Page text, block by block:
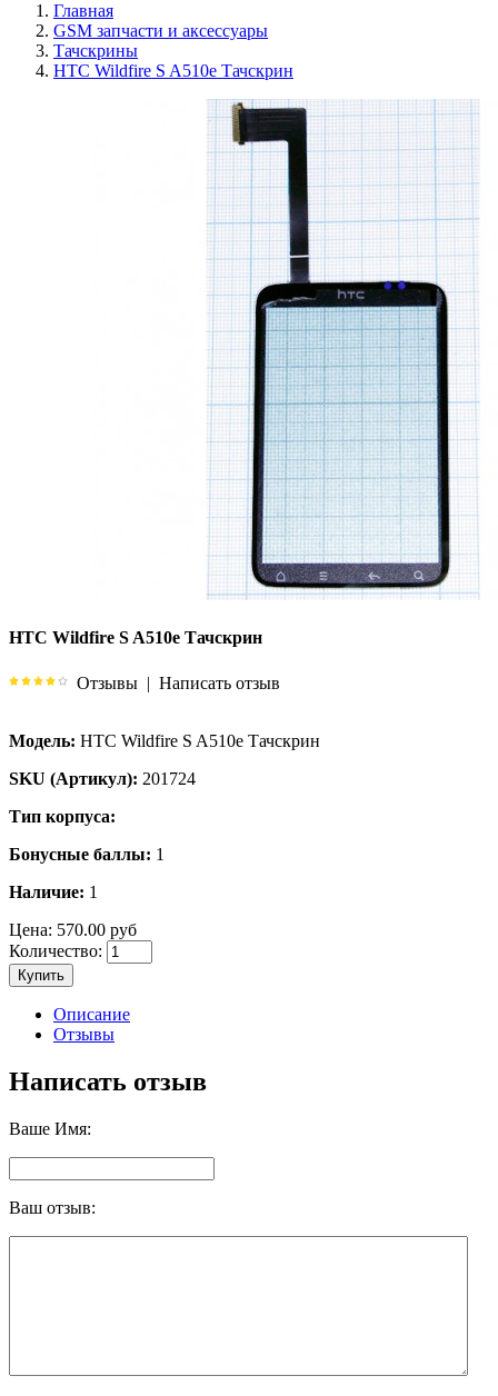
Главная
GSM запчасти и аксессуары
Тачскрины
HTC Wildfire S A510e Тачскрин
HTC Wildfire S A510e Тачскрин
Отзывы | Написать отзыв
Модель: HTC Wildfire S A510e Тачскрин
SKU (Артикул): 201724
Тип корпуса:
Бонусные баллы: 1
Наличие: 1
Цена: 570.00 руб
Количество:
Купить
Описание
Отзывы
Написать отзыв
Ваше Имя:
Ваш отзыв: